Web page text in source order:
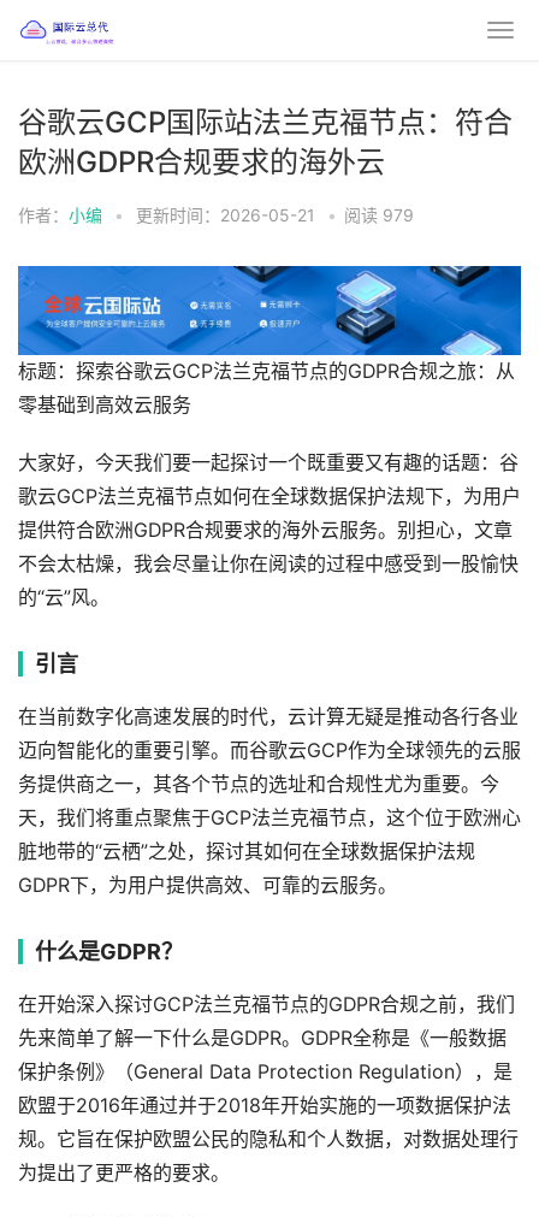
谷歌云GCP国际站法兰克福节点：符合
欧洲GDPR合规要求的海外云
作者： 小编 • 更新时间：2026-05-21 • 阅读 979
标题：探索谷歌云GCP法兰克福节点的GDPR合规之旅：从
零基础到高效云服务
大家好，今天我们要一起探讨一个既重要又有趣的话题：谷
歌云GCP法兰克福节点如何在全球数据保护法规下，为用户
提供符合欧洲GDPR合规要求的海外云服务。别担心，文章
不会太枯燥，我会尽量让你在阅读的过程中感受到一股愉快
的“云”风。
引言
在当前数字化高速发展的时代，云计算无疑是推动各行各业
迈向智能化的重要引擎。而谷歌云GCP作为全球领先的云服
务提供商之一，其各个节点的选址和合规性尤为重要。今
天，我们将重点聚焦于GCP法兰克福节点，这个位于欧洲心
脏地带的“云栖”之处，探讨其如何在全球数据保护法规
GDPR下，为用户提供高效、可靠的云服务。
什么是GDPR？
在开始深入探讨GCP法兰克福节点的GDPR合规之前，我们
先来简单了解一下什么是GDPR。GDPR全称是《一般数据
保护条例》（General Data Protection Regulation），是
欧盟于2016年通过并于2018年开始实施的一项数据保护法
规。它旨在保护欧盟公民的隐私和个人数据，对数据处理行
为提出了更严格的要求。